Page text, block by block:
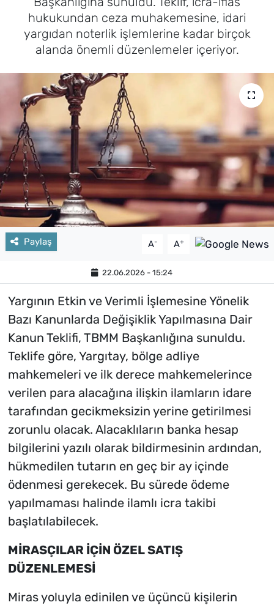
hukukundan ceza muhakemesine, idari
yargıdan noterlik işlemlerine kadar birçok
alanda önemli düzenlemeler içeriyor.
Paylaş A- A+
22.06.2026 - 15:24
Yargının Etkin ve Verimli İşlemesine Yönelik
Bazı Kanunlarda Değişiklik Yapılmasına Dair
Kanun Teklifi, TBMM Başkanlığına sunuldu.
Teklife göre, Yargıtay, bölge adliye
mahkemeleri ve ilk derece mahkemelerince
verilen para alacağına ilişkin ilamların idare
tarafından gecikmeksizin yerine getirilmesi
zorunlu olacak. Alacaklıların banka hesap
bilgilerini yazılı olarak bildirmesinin ardından,
hükmedilen tutarın en geç bir ay içinde
ödenmesi gerekecek. Bu sürede ödeme
yapılmaması halinde ilamlı icra takibi
başlatılabilecek.
MİRASÇILAR İÇİN ÖZEL SATIŞ
DÜZENLEMESİ
Miras yoluyla edinilen ve üçüncü kişilerin